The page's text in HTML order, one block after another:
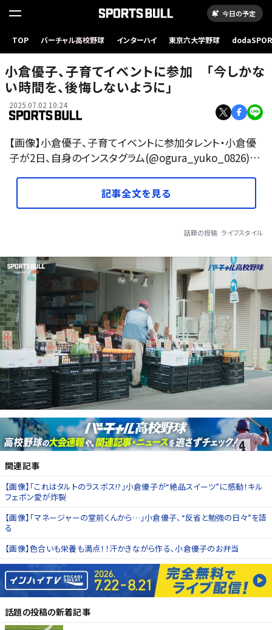
今日の予定
TOP バーチャル高校野球 インターハイ 東京六大学野球
小倉優子、子育てイベントに参加 「今しかな
い時間を、後悔しないように」
2025.07.02 10:24
【画像】小倉優子、子育てイベントに参加タレント・小倉優
子が2日、自身のインスタグラム(@ogura_yuko_0826)…
記事全文を見る
話題の投稿 ライフスタイル
関連記事
【画像】「これはタルトのラスボス!?」小倉優子が“絶品スイーツ”に感動！キル
フェボン愛が炸裂
【画像】「マネージャーの堂前くんから…」小倉優子、“反省と勉強の日々”を語
る
【画像】色合いも栄養も満点！！汗かきながら作る、小倉優子のお弁当
話題の投稿の新着記事